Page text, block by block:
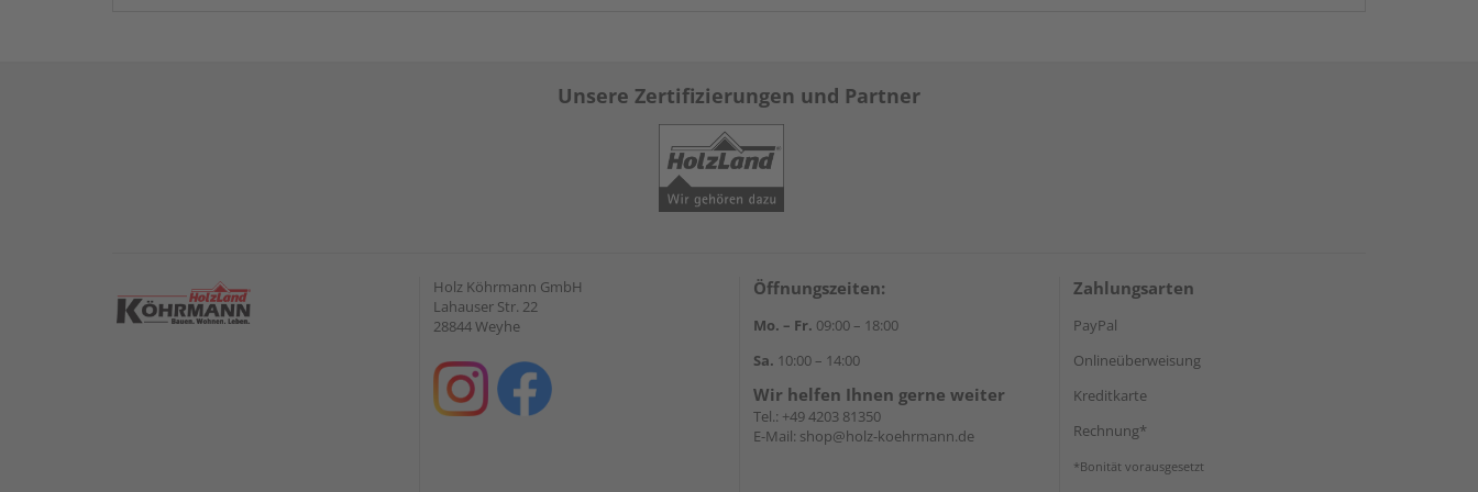
Unsere Zertifizierungen und Partner
Holz Köhrmann GmbH
Lahauser Str. 22
28844 Weyhe
Öffnungszeiten:
Mo. – Fr. 09:00 – 18:00
Sa. 10:00 – 14:00
Wir helfen Ihnen gerne weiter
Tel.: +49 4203 81350
E-Mail: shop@holz-koehrmann.de
Zahlungsarten
PayPal
Onlineüberweisung
Kreditkarte
Rechnung*
*Bonität vorausgesetzt